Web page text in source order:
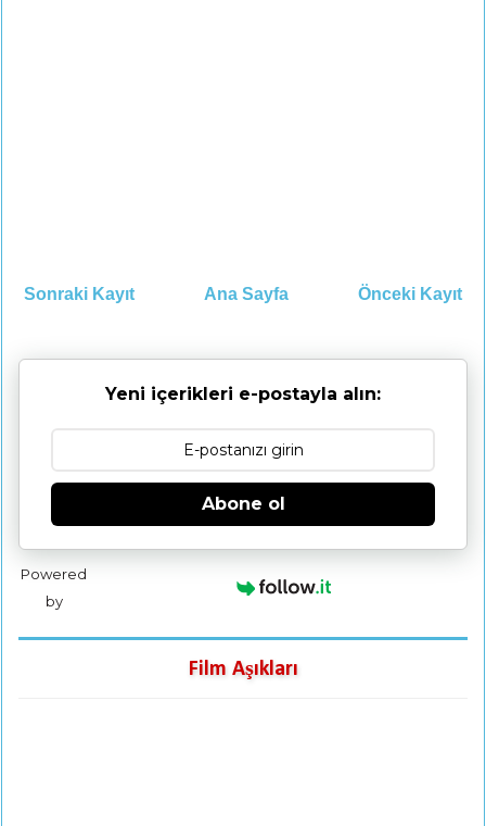
Sonraki Kayıt Önceki Kayıt
Ana Sayfa
Yeni içerikleri e-postayla alın:
Abone ol
Powered
by
Film Aşıkları